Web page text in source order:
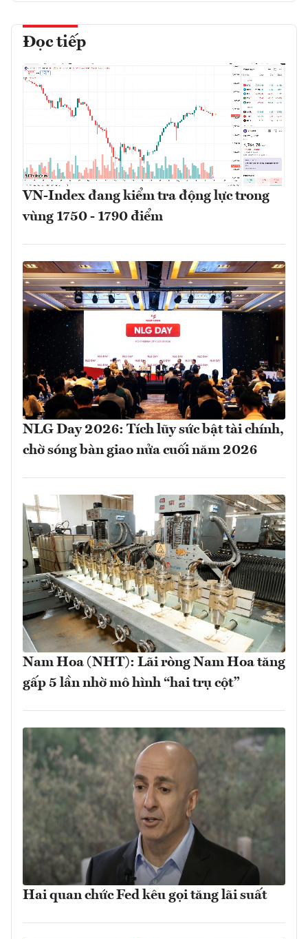
Đọc tiếp
VN-Index đang kiểm tra động lực trong
vùng 1750 - 1790 điểm
NLG Day 2026: Tích lũy sức bật tài chính,
chờ sóng bàn giao nửa cuối năm 2026
Nam Hoa (NHT): Lãi ròng Nam Hoa tăng
gấp 5 lần nhờ mô hình “hai trụ cột”
Hai quan chức Fed kêu gọi tăng lãi suất